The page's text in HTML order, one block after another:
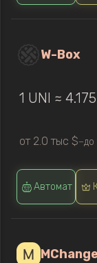
W-Box
1 UNI ≈
от 2.0 тыс $—до
Автомат